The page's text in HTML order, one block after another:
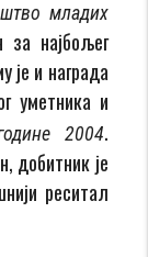
младих
најбољег
и награда
уметника и
2004.
добитник је
реситал